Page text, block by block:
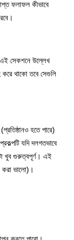
ফলাফল কীভাবে
এই সেকশনে উল্লেখ
থাকো তবে সেগুলি
হতে পারে)
যদি দলগতভাবে
খুব গুরুত্বপূর্ণ। এই
করা ভালো)।